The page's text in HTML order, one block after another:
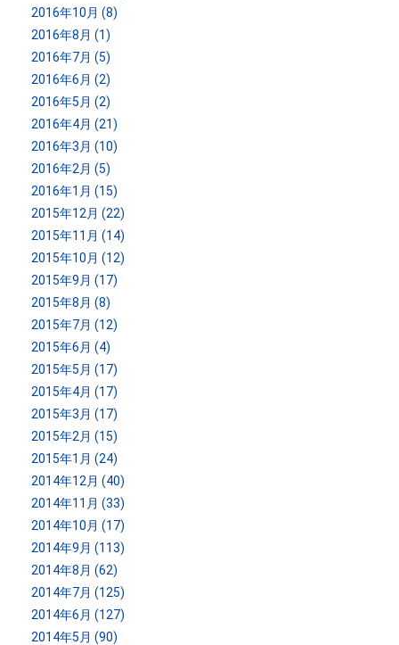
2016年10月 (8)
2016年8月 (1)
2016年7月 (5)
2016年6月 (2)
2016年5月 (2)
2016年4月 (21)
2016年3月 (10)
2016年2月 (5)
2016年1月 (15)
2015年12月 (22)
2015年11月 (14)
2015年10月 (12)
2015年9月 (17)
2015年8月 (8)
2015年7月 (12)
2015年6月 (4)
2015年5月 (17)
2015年4月 (17)
2015年3月 (17)
2015年2月 (15)
2015年1月 (24)
2014年12月 (40)
2014年11月 (33)
2014年10月 (17)
2014年9月 (113)
2014年8月 (62)
2014年7月 (125)
2014年6月 (127)
2014年5月 (90)